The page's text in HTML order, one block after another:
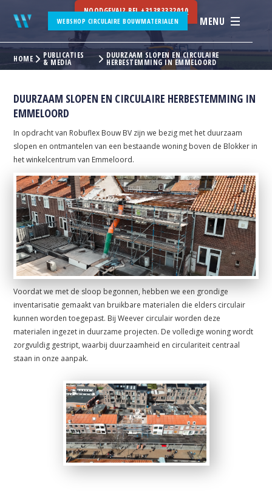
WEBSHOP CIRCULAIRE BOUWMATERIALEN MENU
NOODGEVAL? BEL+31383332010
HOME PUBLICATIES
& MEDIA
DUURZAAM SLOPEN EN CIRCULAIRE
HERBESTEMMING IN EMMELOORD
DUURZAAM SLOPEN EN CIRCULAIRE HERBESTEMMING IN
EMMELOORD
In opdracht van Robuflex Bouw BV zijn we bezig met het duurzaam
slopen en ontmantelen van een bestaande woning boven de Blokker in
het winkelcentrum van Emmeloord.
Voordat we met de sloop begonnen, hebben we een grondige
inventarisatie gemaakt van bruikbare materialen die elders circulair
kunnen worden toegepast. Bij Weever circulair worden deze
materialen ingezet in duurzame projecten. De volledige woning wordt
zorgvuldig gestript, waarbij duurzaamheid en circulariteit centraal
staan in onze aanpak.